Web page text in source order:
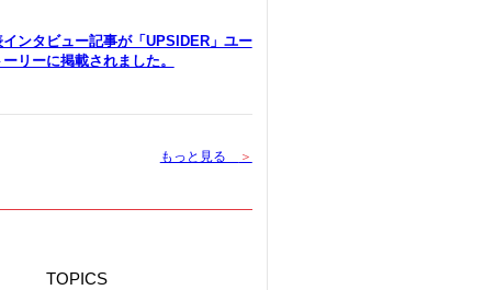
ンタビュー記事が「UPSIDER」ユー
リーに掲載されました。
もっと見る ＞
TOPICS